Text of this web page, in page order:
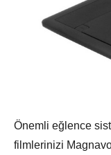
Önemli eğlence
filmlerinizi